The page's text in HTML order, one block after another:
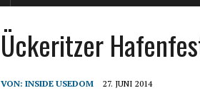
Ückeritzer
VON:INSIDE USEDOM 27. JUNI 2014